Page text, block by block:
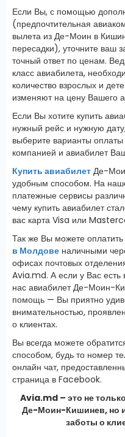
Если Вы, с помощью
(предпочтительная
вылета из Де-Моин в
пересадки), уточните ваш
точный ответ по ценам.
класс авиабилета,
количество взрослых и
изменяют на цену Вашего
Если Вы хотите купить
нужный рейс и нужную
выберите варианты
компанией и авиабилет
Купить авиабилет Де-
удобным способом. На
платежные сервисы
чему купить авиабилет
вас карта Visa или
Так же Вы можете
в Молдове наличными
офисах почтовых
Avia.md. А если у Вас
нас авиабилет Де-Моин-
помощь — Вы приятно
внимательностью,
о клиентах.
Вы всегда можете
способом, будь то номер
онлайн чат,
страница в Facebook.
Avia.md – это не
Де-Моин-Кишинев, но
заботы о